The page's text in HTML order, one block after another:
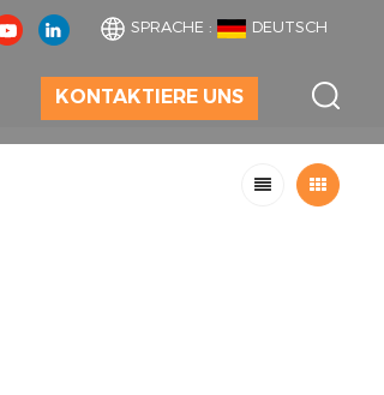
SPRACHE : DEUTSCH
KONTAKTIERE UNS